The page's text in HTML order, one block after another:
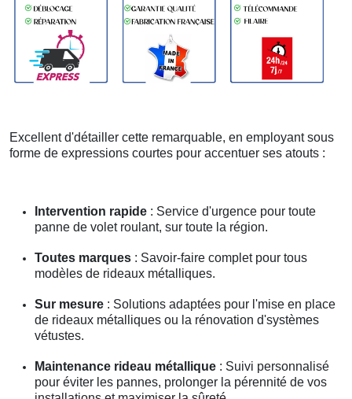
Excellent d'détailler cette remarquable, en employant sous
forme de expressions courtes pour accentuer ses atouts :
Intervention rapide : Service d'urgence pour toute
panne de volet roulant, sur toute la région.
Toutes marques : Savoir-faire complet pour tous
modèles de rideaux métalliques.
Sur mesure : Solutions adaptées pour l'mise en place
de rideaux métalliques ou la rénovation d'systèmes
vétustes.
Maintenance rideau métallique : Suivi personnalisé
pour éviter les pannes, prolonger la pérennité de vos